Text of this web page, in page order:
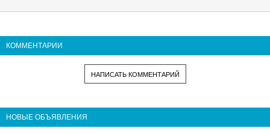
КОММЕНТАРИИ
НАПИСАТЬ КОММЕНТАРИЙ
НОВЫЕ ОБЪЯВЛЕНИЯ